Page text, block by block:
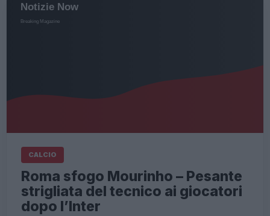
CALCIO
Roma sfogo Mourinho – Pesante
strigliata del tecnico ai giocatori
dopo l’Inter